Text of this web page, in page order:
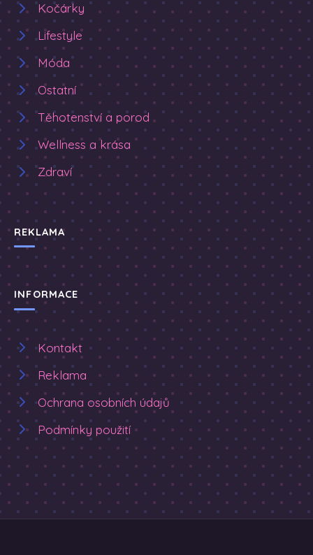
Kočárky
Lifestyle
Móda
Ostatní
Těhotenství a porod
Wellness a krása
Zdraví
REKLAMA
INFORMACE
Kontakt
Reklama
Ochrana osobních údajů
Podmínky použití